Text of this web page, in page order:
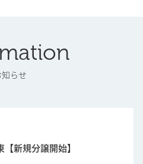
知らせ
【新規分譲開始】